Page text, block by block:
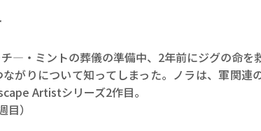
―・ミントの葬儀の準備中、2年前にジグの命を
がりについて知ってしまった。ノラは、軍関連
Artistシリーズ2作目。
目）